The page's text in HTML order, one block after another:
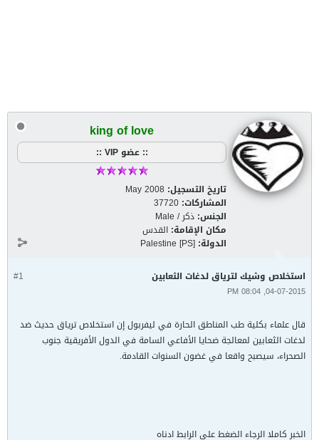
king of love
:: عضو VIP ::
تاريخ التسجيل: May 2008
المشاركات: 37720
الجنس: ذكر / Male
مكان الإقامة: القدس
الدولة: Palestine [PS]
#1 استخلاص وشيك لترياق لدغات الثعابين
04-07-2015, 08:04 PM
قال علماء بكلية طب المناطق الحارة في ليفربول إن استخلاص ترياق حديث ضد
لدغات الثعابين لمعالجة ضحايا الأفاعي السامة في الدول الأفريقية جنوب
الصحراء، سيصبح واقعا في غضون السنوات القادمة.
الخبر كاملا الرجاء الضغط على الرابط ادناه